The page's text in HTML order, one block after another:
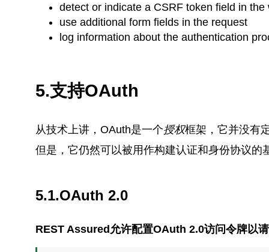
detect or indicate a CSRF token field in the
use additional form fields in the request
log information about the authentication
5.支持OAuth
从技术上讲，OAuth是一个授权框架，它并没有
但是，它仍然可以被用作构建认证和身份协议的
5.1.OAuth 2.0
REST Assured允许配置OAuth 2.0访问令牌以